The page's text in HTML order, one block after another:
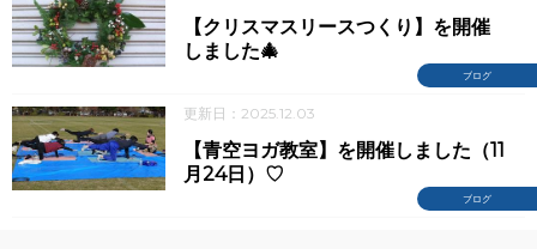
ブログ
【クリスマスリースつくり】を開催
しました🎄
更新日：2025.12.03
ブログ
【青空ヨガ教室】を開催しました（11
月24日）♡